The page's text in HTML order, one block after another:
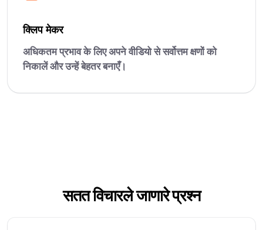
क्लिप मेकर
अधिकतम प्रभाव के लिए अपने वीडियो से सर्वोत्तम क्षणों को
निकालें और उन्हें बेहतर बनाएँ।
सतत विचारले जाणारे प्रश्न